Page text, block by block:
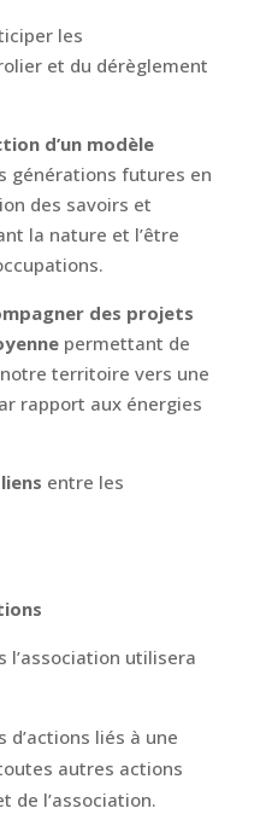
les
et du dérèglement
d’un modèle
générations futures en
des savoirs et
la nature et l’être
des projets
permettant de
territoire vers une
rapport aux énergies
entre les
l’association utilisera
liés à une
autres actions
de l’association.